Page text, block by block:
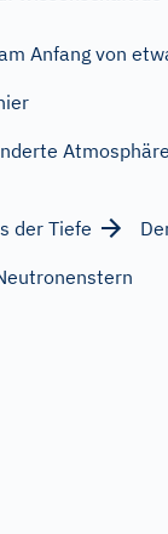
Anfang von
der Tiefe